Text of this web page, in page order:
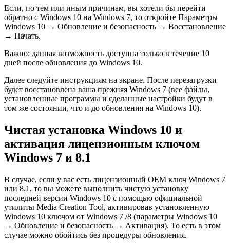
Если, по тем или иным причинам, вы хотели бы перейти
обратно с Windows 10 на Windows 7, то откройте Параметры
Windows 10 → Обновление и безопасность → Восстановление
→ Начать.
Важно: данная возможность доступна только в течение 10
дней после обновления до Windows 10.
Далее следуйте инструкциям на экране. После перезагрузки
будет восстановлена ваша прежняя Windows 7 (все файлы,
установленные программы и сделанные настройки будут в
том же состоянии, что и до обновления на Windows 10).
Чистая установка Windows 10 и
активация лицензионным ключом
Windows 7 и 8.1
В случае, если у вас есть лицензионный OEM ключ Windows 7
или 8.1, то вы можете выполнить чистую установку
последней версии Windows 10 с помощью официальной
утилиты Media Creation Tool, активировав установленную
Windows 10 ключом от Windows 7 /8 (параметры Windows 10
→ Обновление и безопасность → Активация). То есть в этом
случае можно обойтись без процедуры обновления.